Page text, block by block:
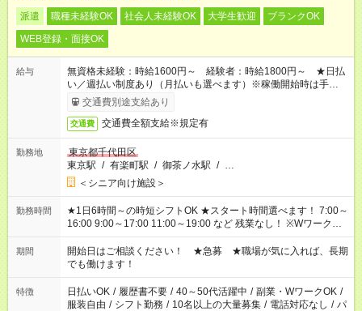
派遣 職種未経験OK 社会人未経験OK 大学生歓迎
ブランクOK
WEB登録・面接OK
給与
無資格未経験：時給1600円～ 経験者：時給1800円～ ★日払
い／週払い制度あり（月払いも選べます）※稼働開始時は手続き
完了次第のお支払いとなります。
交通費別途支給あり
交通費 交通費全額支給※規定有
勤務地
東京都千代田区
東京駅 / 有楽町駅 / 御茶ノ水駅 / …
＜シニア向け施設＞
勤務時間
★1日6時間～の時短シフトOK ★スタート時間選べます！ 7:00～
16:00 9:00～17:00 11:00～19:00 など 残業なし！ ※Wワークの
場合、他のお仕事と合わせ週40時間超の就業はご案内できませ
ん ※法令に基づき、週20時間以上勤務は社会保険への加入対象
となります ※労働者派遣法（日雇い派遣の原則禁止）により、
短時間・短期間の就業はご案内が難しい場合があります
期間
開始日はご相談ください！ ★急募 ★職場が気に入れば、長期
でも働けます！
特徴 日払いOK / 履歴書不要 / 40～50代活躍中 / 副業・WワークOK /
服装自由 / シフト勤務 / 10名以上の大量募集 / 電話対応なし / パ